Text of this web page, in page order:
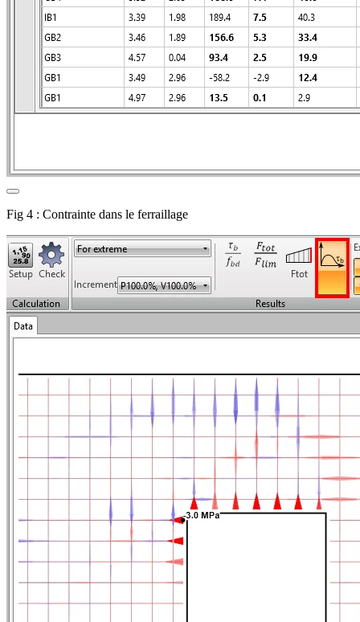
Fig 4 : Contrainte dans le ferraillage